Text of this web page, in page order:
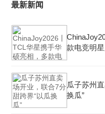
最新新闻
款电竞明
瓜子苏州
换瓜”